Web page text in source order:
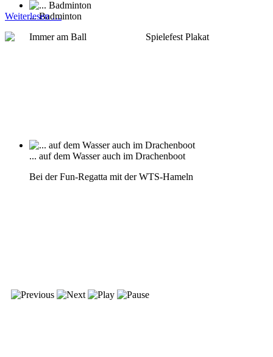
... Badminton
Immer am Ball
... auf dem Wasser auch im Drachenboot
Bei der Fun-Regatta mit der WTS-Hameln
Weiterlesen …